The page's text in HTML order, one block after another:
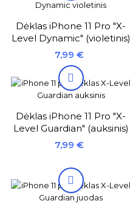
Dėklas iPhone 11 Pro "X-
Level Dynamic" (violetinis)
Kaina
7,99 €

Dėklas iPhone 11 Pro "X-
Level Guardian" (auksinis)
Kaina
7,99 €
